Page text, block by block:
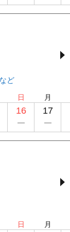
日
16
月
17
日 月